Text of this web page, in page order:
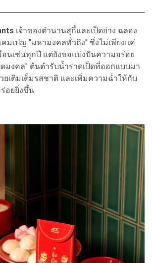
เจ้าของตำนานสุกี้และเป็ดย่าง ฉลอง
มเปญ "มหามงคลทั่วถึง" ซึ่งไม่เพียงแค่
อนเช่นทุกปี แต่ยังขอแบ่งปันความอร่อย
ดมงคล" ต้นตำรับน้ำราดเป็ดที่ออกแบบมา
ยเติมเต็มรสชาติ และเพิ่มความฉ่ำให้กับ
อยยิ่งขึ้น